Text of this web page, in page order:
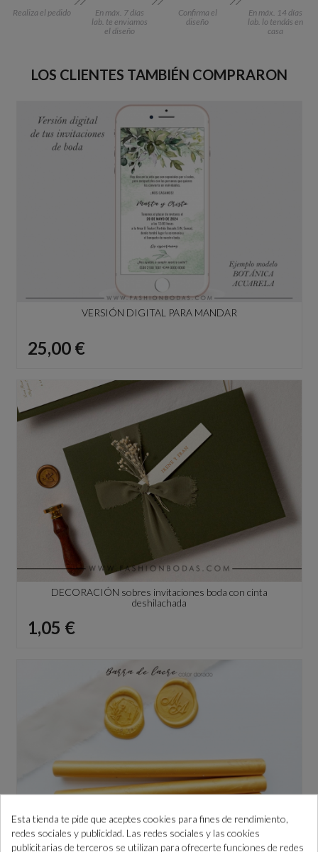
Realiza el pedido
En máx. 7 días
lab. te enviamos
el diseño
Confirma el
diseño
En máx. 14 días
lab. lo tendás en
casa
LOS CLIENTES TAMBIÉN COMPRARON
VERSIÓN DIGITAL PARA MANDAR
Precio
25,00 €
DECORACIÓN sobres invitaciones boda con cinta
deshilachada
Precio
1,05 €
Esta tienda te pide que aceptes cookies para fines de rendimiento,
redes sociales y publicidad. Las redes sociales y las cookies
publicitarias de terceros se utilizan para ofrecerte funciones de redes